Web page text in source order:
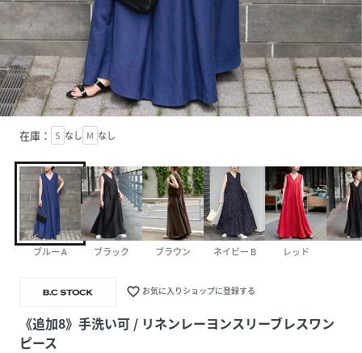
在庫： S なし M なし
ブルー A ブラック ブラウン ネイビー B レッド
favorite_border お気に入りショップに登録する
《追加8》手洗い可 / リネンレーヨンスリーブレスワン
ピース